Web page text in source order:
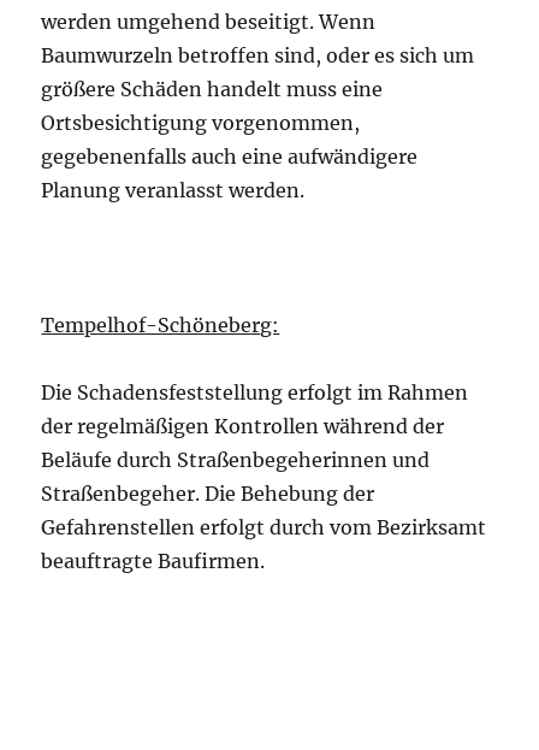
werden umgehend beseitigt. Wenn
Baumwurzeln betroffen sind, oder es sich um
größere Schäden handelt muss eine
Ortsbesichtigung vorgenommen,
gegebenenfalls auch eine aufwändigere
Planung veranlasst werden.
Tempelhof-Schöneberg:
Die Schadensfeststellung erfolgt im Rahmen
der regelmäßigen Kontrollen während der
Beläufe durch Straßenbegeherinnen und
Straßenbegeher. Die Behebung der
Gefahrenstellen erfolgt durch vom Bezirksamt
beauftragte Baufirmen.